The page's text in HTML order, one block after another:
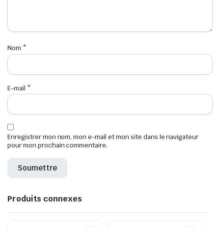
Nom *
E-mail *
Enregistrer mon nom, mon e-mail et mon site dans le navigateur
pour mon prochain commentaire.
Produits connexes